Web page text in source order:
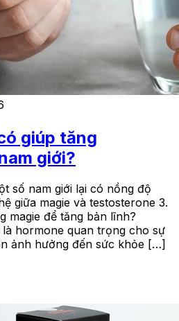
giúp tăng
giới?
số nam giới lại có nồng độ
giữa magie và testosterone 3.
magie để tăng bản lĩnh?
hormone quan trọng cho sự
ảnh hưởng đến sức khỏe […]